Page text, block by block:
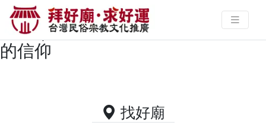
澎湖縣馬公市供奉福德正神的好廟
資料｜拜好廟求好運 找到與您有緣
的信仰
找好廟